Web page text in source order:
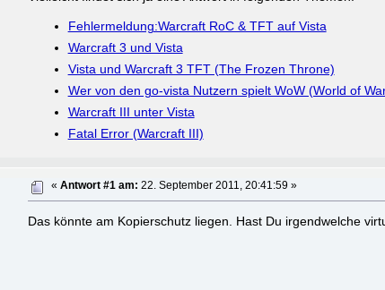
Fehlermeldung:Warcraft RoC & TFT auf Vista
Warcraft 3 und Vista
Vista und Warcraft 3 TFT (The Frozen Throne)
Wer von den go-vista Nutzern spielt WoW (World of
Warcraft III unter Vista
Fatal Error (Warcraft III)
«Antwort #1 am: 22. September 2011, 20:41:59 »
Das könnte am Kopierschutz liegen. Hast Du irgendwelche